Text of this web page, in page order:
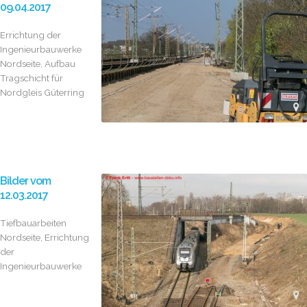
09.04.2017
Errichtung der
Ingenieurbauwerke
Nordseite, Aufbau
Tragschicht für
Nordgleis Güterring
Bilder vom
12.03.2017
Tiefbauarbeiten
Nordseite, Errichtung
der
Ingenieurbauwerke